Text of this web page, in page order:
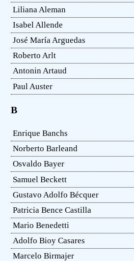
Liliana Aleman
Isabel Allende
José María Arguedas
Roberto Arlt
Antonin Artaud
Paul Auster
B
Enrique Banchs
Norberto Barleand
Osvaldo Bayer
Samuel Beckett
Gustavo Adolfo Bécquer
Patricia Bence Castilla
Mario Benedetti
Adolfo Bioy Casares
Marcelo Birmajer